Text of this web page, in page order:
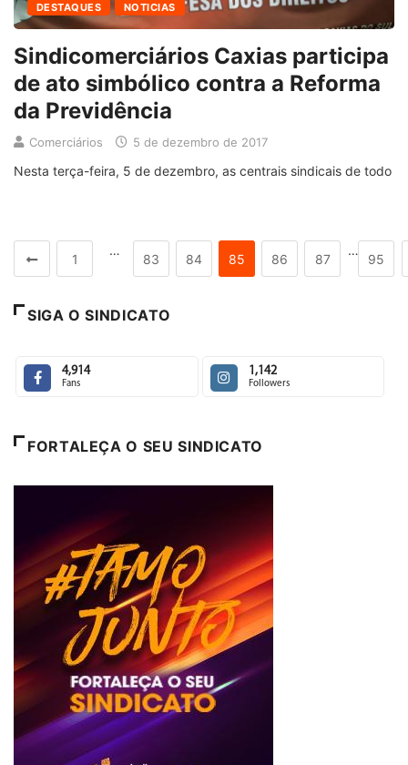
DESTAQUES NOTICIAS
Sindicomerciários Caxias participa
de ato simbólico contra a Reforma
da Previdência
Comerciários 5 de dezembro de 2017
Nesta terça-feira, 5 de dezembro, as centrais sindicais de todo
1
…
83 84 85 86 87
…
95
SIGA O SINDICATO
4,914
Fans
1,142
Followers
FORTALEÇA O SEU SINDICATO